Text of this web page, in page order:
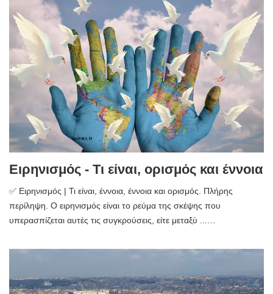
Ειρηνισμός - Τι είναι, ορισμός και έννοια
✅ Ειρηνισμός | Τι είναι, έννοια, έννοια και ορισμός. Πλήρης
περίληψη. Ο ειρηνισμός είναι το ρεύμα της σκέψης που
υπερασπίζεται αυτές τις συγκρούσεις, είτε μεταξύ ...…